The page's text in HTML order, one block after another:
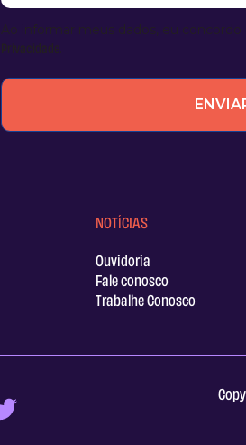
Ao informar meus dados, eu concordo
Privacidade.
NOTÍCIAS
Ouvidoria
Fale conosco
Trabalhe Conosco